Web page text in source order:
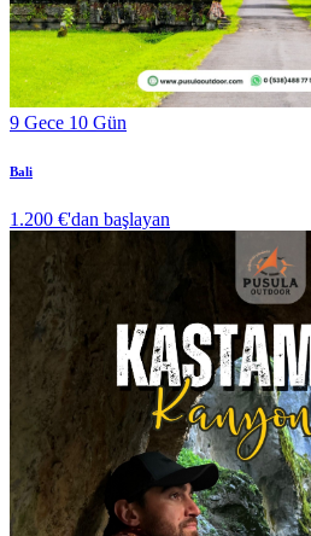
9 Gece 10 Gün
Bali
1.200 €'dan başlayan